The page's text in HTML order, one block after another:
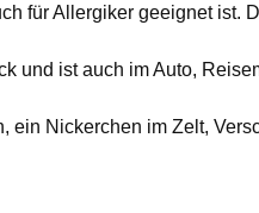
für Allergiker geeignet ist.
und ist auch im Auto,
ein Nickerchen im Zelt,